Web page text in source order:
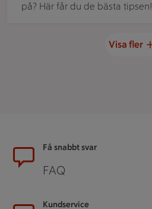
på? Här får du de bästa tipsen!
Visa fler
SidfotFå snabbt svar
FAQ
Kundservice